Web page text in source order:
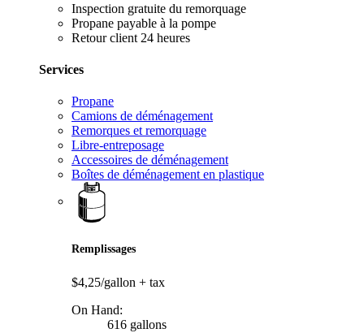
Inspection gratuite du remorquage
Propane payable à la pompe
Retour client 24 heures
Services
Propane
Camions de déménagement
Remorques et remorquage
Libre-entreposage
Accessoires de déménagement
Boîtes de déménagement en plastique
Remplissages
$4,25/gallon + tax
On Hand:
616 gallons